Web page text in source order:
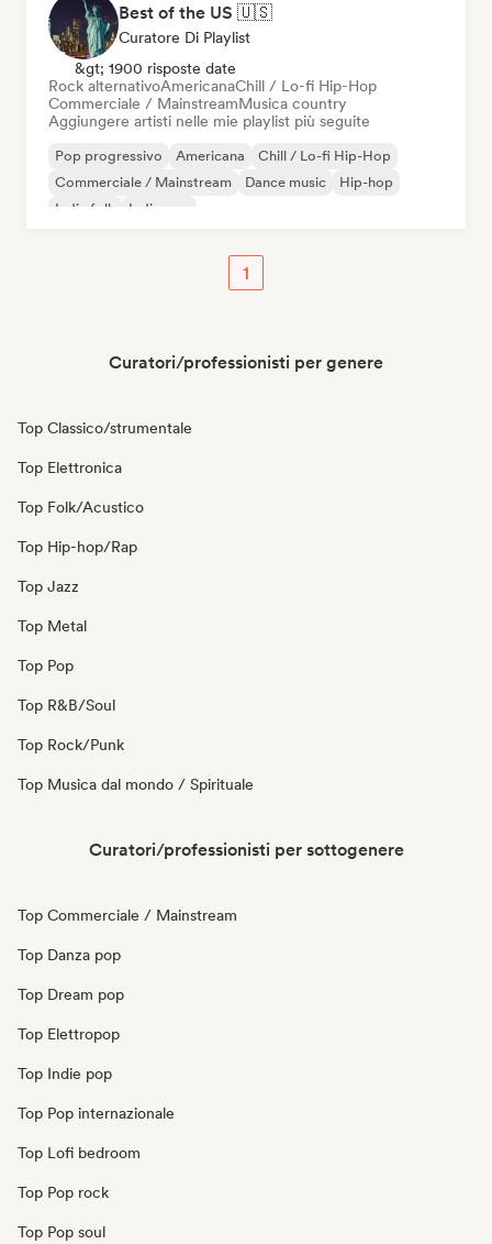
Best of the US 🇺🇸
Curatore Di Playlist
&gt; 1900 risposte date
Rock alternativoAmericanaChill / Lo-fi Hip-Hop
Commerciale / MainstreamMusica country
Aggiungere artisti nelle mie playlist più seguite
Pop progressivo Americana
Chill / Lo-fi Hip-Hop
Commerciale / Mainstream
Dance music
Hip-hop
Indie folk
Indie pop
1
Curatori/professionisti per genere
Top Classico/strumentale
Top Elettronica
Top Folk/Acustico
Top Hip-hop/Rap
Top Jazz
Top Metal
Top Pop
Top R&B/Soul
Top Rock/Punk
Top Musica dal mondo / Spirituale
Curatori/professionisti per sottogenere
Top Commerciale / Mainstream
Top Danza pop
Top Dream pop
Top Elettropop
Top Indie pop
Top Pop internazionale
Top Lofi bedroom
Top Pop rock
Top Pop soul